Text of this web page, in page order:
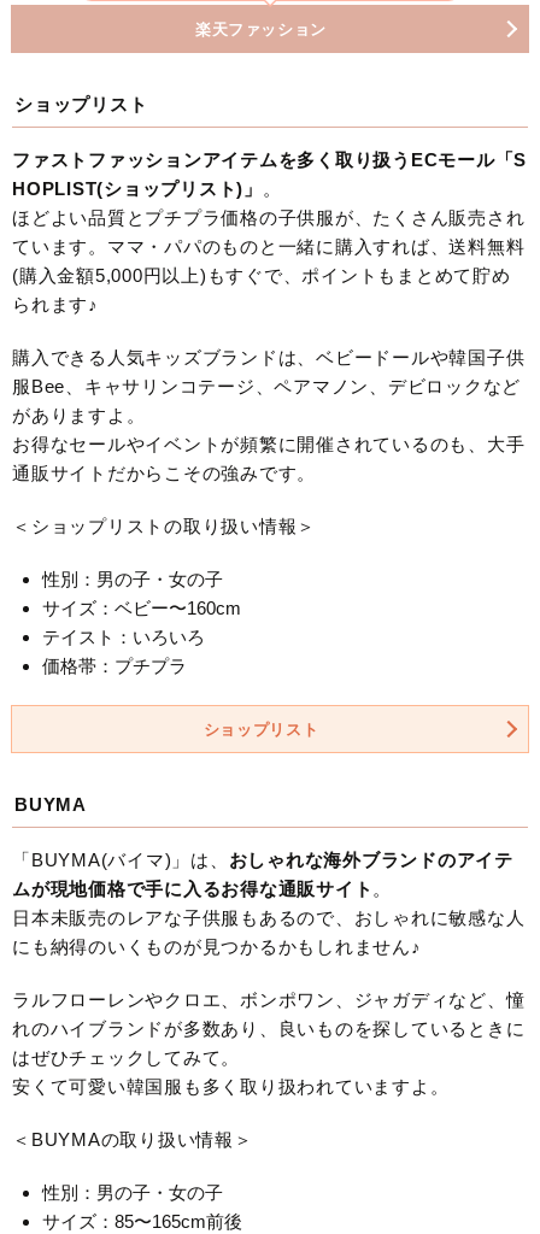
楽天ファッション
ショップリスト
ファストファッションアイテムを多く取り扱うECモール「S
HOPLIST(ショップリスト)」
。
ほどよい品質とプチプラ価格の子供服が、たくさん販売され
ています。ママ・パパのものと一緒に購入すれば、送料無料
(購入金額5,000円以上)もすぐで、ポイントもまとめて貯め
られます♪
購入できる人気キッズブランドは、ベビードールや韓国子供
服Bee、キャサリンコテージ、ペアマノン、デビロックなど
がありますよ。
お得なセールやイベントが頻繁に開催されているのも、大手
通販サイトだからこその強みです。
＜ショップリストの取り扱い情報＞
性別：男の子・女の子
サイズ：ベビー〜160cm
テイスト：いろいろ
価格帯：プチプラ
ショップリスト
BUYMA
「BUYMA(バイマ)」は、 おしゃれな海外ブランドのアイテ
ムが現地価格で手に入るお得な通販サイト 。
日本未販売のレアな子供服もあるので、おしゃれに敏感な人
にも納得のいくものが見つかるかもしれません♪
ラルフローレンやクロエ、ボンポワン、ジャガディなど、憧
れのハイブランドが多数あり、良いものを探しているときに
はぜひチェックしてみて。
安くて可愛い韓国服も多く取り扱われていますよ。
＜BUYMAの取り扱い情報＞
性別：男の子・女の子
サイズ：85〜165cm前後